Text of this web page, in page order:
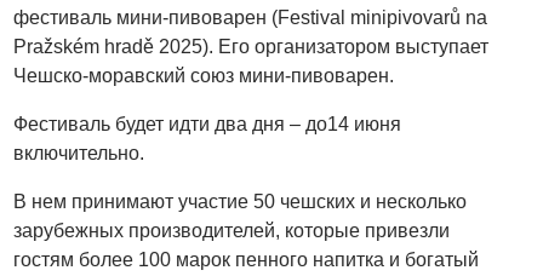
фестиваль мини-пивоварен (Festival minipivovarů na
Pražském hradě 2025). Его организатором выступает
Чешско-моравский союз мини-пивоварен.
Фестиваль будет идти два дня – до14 июня
включительно.
В нем принимают участие 50 чешских и несколько
зарубежных производителей, которые привезли
гостям более 100 марок пенного напитка и богатый